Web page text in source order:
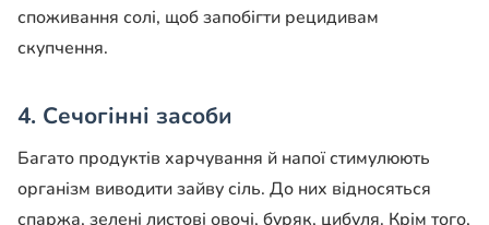
споживання солі, щоб запобігти рецидивам
скупчення.
4. Сечогінні засоби
Багато продуктів харчування й напої стимулюють
організм виводити зайву сіль. До них відносяться
спаржа, зелені листові овочі, буряк, цибуля. Крім того,